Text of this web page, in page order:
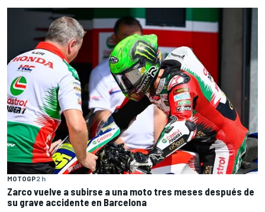
MOTOGP2 h
Zarco vuelve a subirse a una moto tres meses después de
su grave accidente en Barcelona